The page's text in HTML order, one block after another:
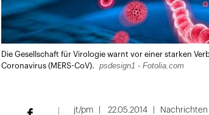
Die Gesellschaft für Virologie warnt vor einer starken
Coronavirus (MERS-CoV).
psdesign1 - Fotolia.com
jt/pm 22.05.2014 Nachrichten